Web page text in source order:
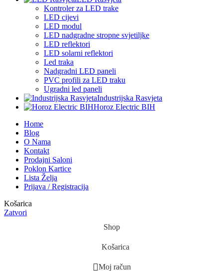
Kontroler za LED trake
LED cijevi
LED modul
LED nadgradne stropne svjetiljke
LED reflektori
LED solarni reflektori
Led traka
Nadgradni LED paneli
PVC profili za LED traku
Ugradni led paneli
Industrijska Rasvjeta
Horoz Electric BIH
Home
Blog
O Nama
Kontakt
Prodajni Saloni
Poklon Kartice
Lista Želja
Prijava / Registracija
Košarica
Zatvori
Shop
Košarica
Moj račun